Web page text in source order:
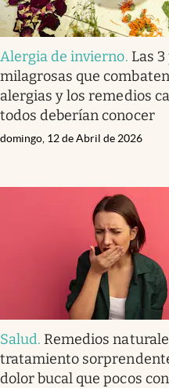
Alergia de invierno. Las
milagrosas que
alergias y los remedios
todos deberían conocer
domingo, 12 de Abril de 2026
Salud. Remedios
tratamiento
dolor bucal que pocos